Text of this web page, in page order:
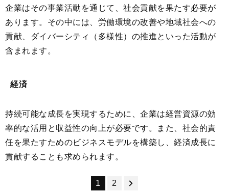
企業はその事業活動を通じて、社会貢献を果たす必要が
あります。その中には、労働環境の改善や地域社会への
貢献、ダイバーシティ（多様性）の推進といった活動が
含まれます。
経済
持続可能な成長を実現するために、企業は経営資源の効
率的な活用と収益性の向上が必要です。また、社会的責
任を果たすためのビジネスモデルを構築し、経済成長に
貢献することも求められます。
1 2